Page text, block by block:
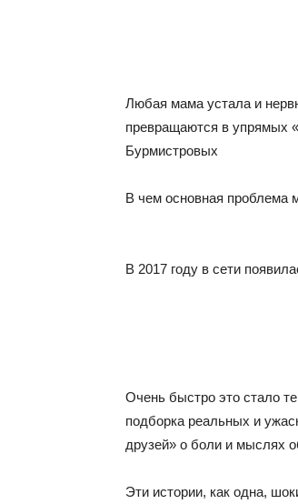
Любая мама устала и
превращаются в упрямых
Бурмистровых
В чем основная проблема
В 2017 году в сети
Очень быстро это стало
подборка реальных и
друзей» о боли и мыслях
Эти истории, как одна,